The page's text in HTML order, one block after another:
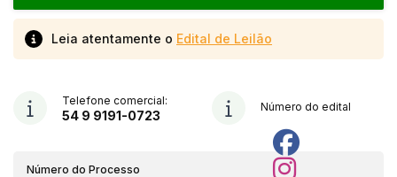
Leia atentamente o Edital de Leilão
Telefone comercial:
54 9 9191-0723
Número do edital
Número do Processo